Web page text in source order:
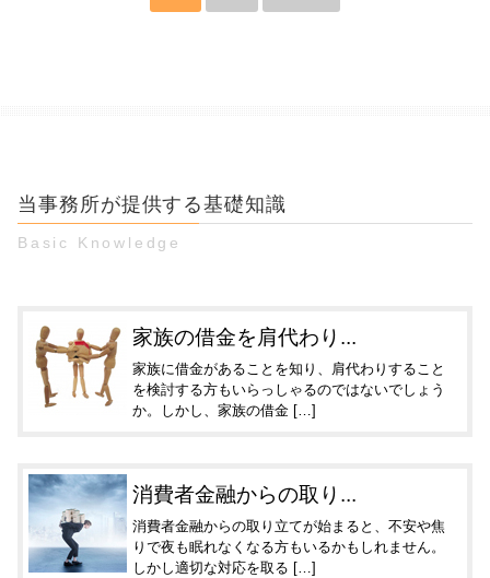
当事務所が提供する基礎知識
Basic Knowledge
家族の借金を肩代わり...
家族に借金があることを知り、肩代わりすること
を検討する方もいらっしゃるのではないでしょう
か。しかし、家族の借金 […]
消費者金融からの取り...
消費者金融からの取り立てが始まると、不安や焦
りで夜も眠れなくなる方もいるかもしれません。
しかし適切な対応を取る […]